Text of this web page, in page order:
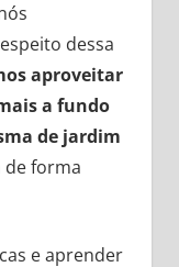
dessa
aproveitar
a fundo
de jardim
forma
e aprender